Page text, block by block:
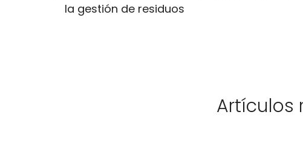
la gestión de residuos
Artículos